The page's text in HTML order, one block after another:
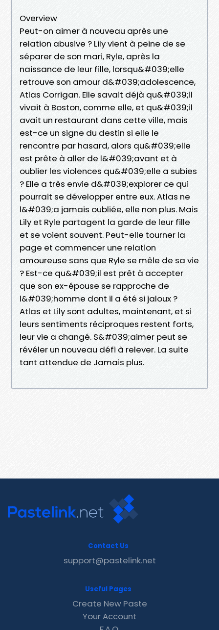
Overview
Peut-on aimer à nouveau après une
relation abusive ? Lily vient à peine de se
séparer de son mari, Ryle, après la
naissance de leur fille, lorsqu&#039;elle
retrouve son amour d&#039;adolescence,
Atlas Corrigan. Elle savait déjà qu&#039;il
vivait à Boston, comme elle, et qu&#039;il
avait un restaurant dans cette ville, mais
est-ce un signe du destin si elle le
rencontre par hasard, alors qu&#039;elle
est prête à aller de l&#039;avant et à
oublier les violences qu&#039;elle a subies
? Elle a très envie d&#039;explorer ce qui
pourrait se développer entre eux. Atlas ne
l&#039;a jamais oubliée, elle non plus. Mais
Lily et Ryle partagent la garde de leur fille
et se voient souvent. Peut-elle tourner la
page et commencer une relation
amoureuse sans que Ryle se mêle de sa vie
? Est-ce qu&#039;il est prêt à accepter
que son ex-épouse se rapproche de
l&#039;homme dont il a été si jaloux ?
Atlas et Lily sont adultes, maintenant, et si
leurs sentiments réciproques restent forts,
leur vie a changé. S&#039;aimer peut se
révéler un nouveau défi à relever. La suite
tant attendue de Jamais plus.
Contact Us
support@pastelink.net
Useful Pages
Create New Paste
Your Account